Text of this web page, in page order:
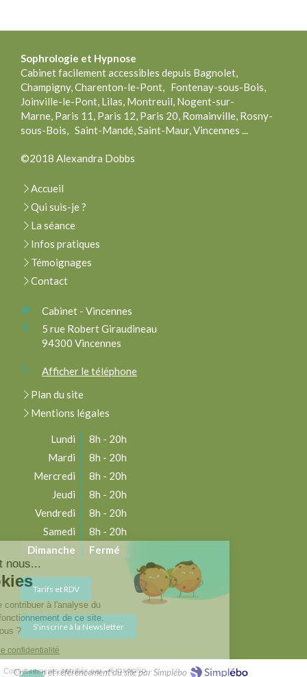
Sophrologie et Hypnose
Cabinet facilement accessibles depuis Bagnolet,
Champigny, Charenton-le-Pont, Fontenay-sous-Bois,
Joinville-le-Pont, Lilas, Montreuil, Nogent-sur-
Marne, Paris 11, Paris 12, Paris 20, Romainville, Rosny-
sous-Bois, Saint-Mandé, Saint-Maur, Vincennes ...
©2018 Alexandra Dobbs
Accueil
Qui suis-je ?
La séance
Infos pratiques
Témoignages
Contact
Cabinet - Vincennes
5 rue Robert Giraudineau
94300 Vincennes
Afficher le téléphone
Plan du site
Mentions légales
Lundi
8h - 20h
Mardi
8h - 20h
Mercredi
8h - 20h
Jeudi
8h - 20h
Vendredi
8h - 20h
Samedi
8h - 20h
Dimanche
Fermé
Tarifs et RDV
S'inscrire à la Newsletter
Création et référencement du site par Simplébo
Bonjour c'est nous...
Les Cookies
Notre rôle est de contribuer à l'analyse du
trafic et au bon fonctionnement de ce site.
C'est OK pour vous ?
Lire la politique de confidentialité
Consentements certifiés par